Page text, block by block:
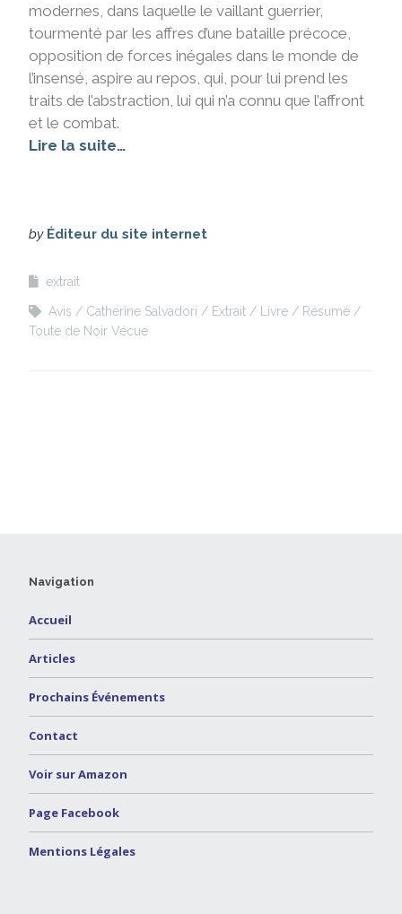
modernes, dans laquelle le vaillant guerrier,
tourmenté par les affres d’une bataille précoce,
opposition de forces inégales dans le monde de
l’insensé, aspire au repos, qui, pour lui prend les
traits de l’abstraction, lui qui n’a connu que l’affront
et le combat.
Lire la suite…
by Éditeur du site internet
extrait
Avis Catherine Salvadori Extrait Livre
Résumé
Toute de Noir Vécue
Navigation
Accueil
Articles
Prochains Événements
Contact
Voir sur Amazon
Page Facebook
Mentions Légales